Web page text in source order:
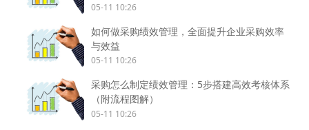
05-11 10:26
如何做采购绩效管理，全面提升企业采购效率
与效益
05-11 10:26
采购怎么制定绩效管理：5步搭建高效考核体系
（附流程图解）
05-11 10:26